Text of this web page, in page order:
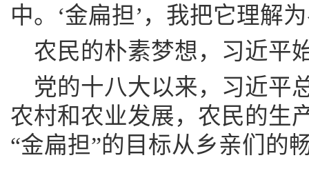
中。‘金扁担’，我把它理解
农民的朴素梦想，习近平
党的十八大以来，习近平
农村和农业发展，农民的生
“金扁担”的目标从乡亲们的